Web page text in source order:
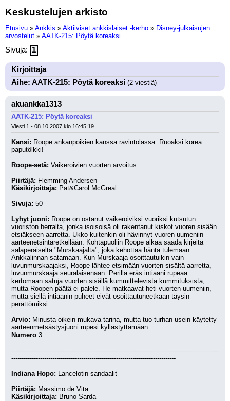
Keskustelujen arkisto
Etusivu » Ankkis » Aktiiviset ankkislaiset -kerho » Disney-julkaisujen
arvostelut » AATK-215: Pöytä koreaksi
Sivuja: 1
Kirjoittaja
Aihe: AATK-215: Pöytä koreaksi (2 viestiä)
akuankka1313
AATK-215: Pöytä koreaksi
Viesti 1 - 08.10.2007 klo 16:45:19
Kansi: Roope ankanpoikien kanssa ravintolassa. Ruoaksi korea
paputölkki!
Roope-setä: Vaikeroivien vuorten arvoitus
Piirtäjä: Flemming Andersen
Käsikirjoittaja: Pat&Carol McGreal
Sivuja: 50
Lyhyt juoni: Roope on ostanut vaikeroiviksi vuoriksi kutsutun
vuoriston herralta, jonka isoisoisä oli rakentanut kiskot vuoren sisään
etsiäkseen aarretta. Ukko kuitenkin oli hävinnyt vuoren uumeniin
aarteenetsintäretkellään. Kohtapuoliin Roope alkaa saada kirjeitä
salaperäiseltä "Murskaajalta", joka kehottaa häntä tulemaan
Ankkalinnan satamaan. Kun Murskaaja osoittautuikin vain
luvunmurskaajaksi, Roope lähtee etsimään vuorten sisältä aarretta,
luvunmurskaaja seuralaisenaan. Perillä eräs intiaani rupeaa
kertomaan satuja vuorten sisällä kummittelevista kummituksista,
mutta Roopen päätä ei palele. He matkaavat heti vuorten uumeniin,
mutta siellä intiaanin puheet eivät osoittautuneetkaan täysin
perättömiksi.
Arvio: Minusta oikein mukava tarina, mutta tuo turhan usein käytetty
aarteenmetsästysjuoni rupesi kyllästyttämään.
Numero 3
-----------------------------------------------------------------------------------------------------
--------------------------------------------------------------------------------
Indiana Hopo: Lancelotin sandaalit
Piirtäjä: Massimo de Vita
Käsikirjoittaja: Bruno Sarda